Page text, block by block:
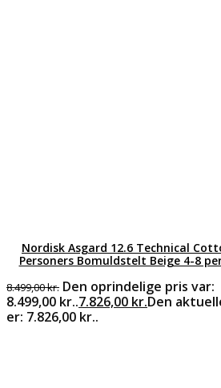
Nordisk Asgard 12.6 Technical
Personers Bomuldstelt Beige 4-8
8.499,00kr. Den oprindelige pris var:
8.499,00 kr..7.826,00 kr.Den
er: 7.826,00 kr..